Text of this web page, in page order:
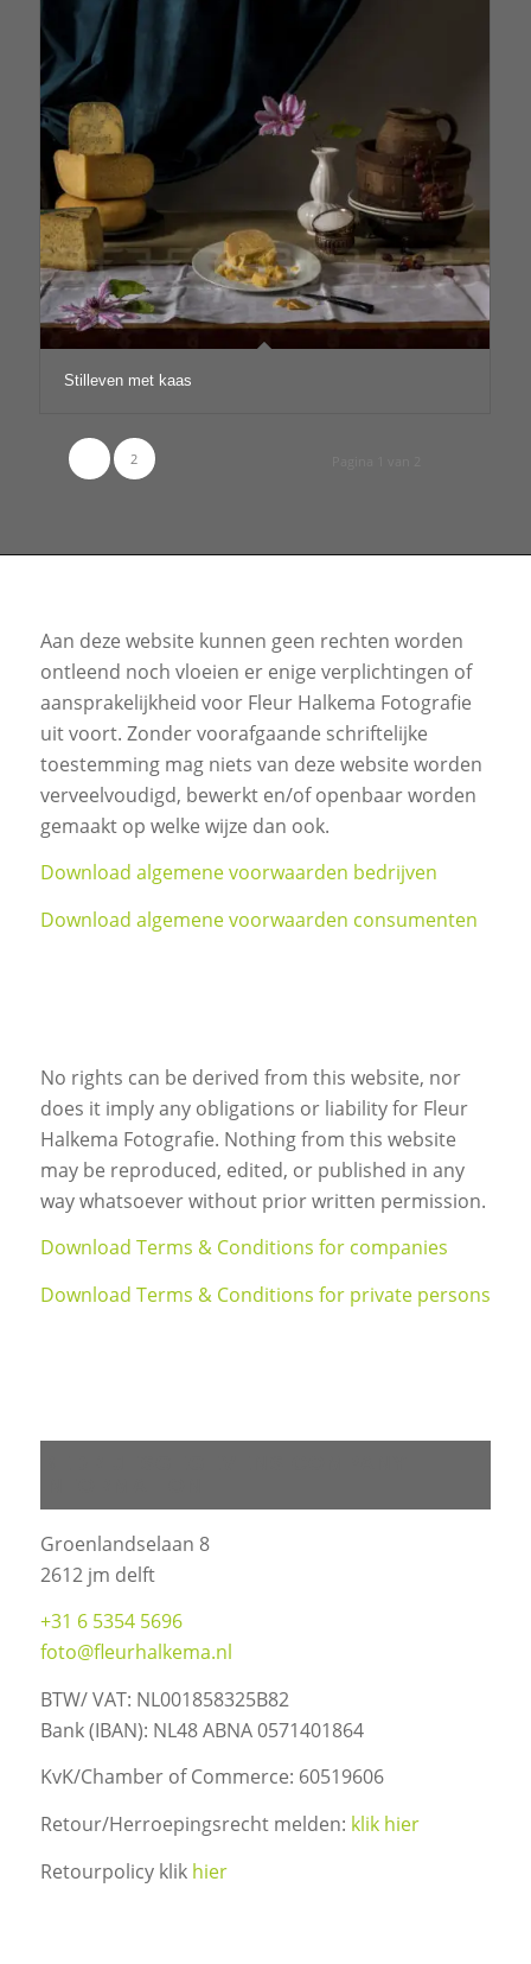
Stilleven met kaas
2
Aan deze website kunnen geen rechten worden
ontleend noch vloeien er enige verplichtingen of
aansprakelijkheid voor Fleur Halkema Fotografie
uit voort. Zonder voorafgaande schriftelijke
toestemming mag niets van deze website worden
verveelvoudigd, bewerkt en/of openbaar worden
gemaakt op welke wijze dan ook.
Download algemene voorwaarden bedrijven
Download algemene voorwaarden consumenten
No rights can be derived from this website, nor
does it imply any obligations or liability for Fleur
Halkema Fotografie. Nothing from this website
may be reproduced, edited, or published in any
way whatsoever without prior written permission.
Download Terms & Conditions for companies
Download Terms & Conditions for private persons
Groenlandselaan 8
2612 jm delft
+31 6 5354 5696
foto@fleurhalkema.nl
BTW/ VAT: NL001858325B82
Bank (IBAN): NL48 ABNA 0571401864
KvK/Chamber of Commerce: 60519606
Retour/Herroepingsrecht melden: klik hier
Retourpolicy klik hier